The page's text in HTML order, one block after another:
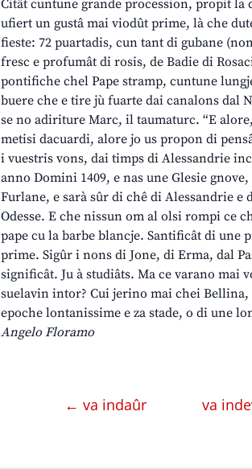
Citât cuntune grande procession, propit la
ufiert un gustâ mai viodût prime, là che
fieste: 72 puartadis, cun tant di gubane
fresc e profumât di rosis, de Badie di
pontifiche chel Pape stramp, cuntune
buere che e tire jù fuarte dai canalons dal
se no adiriture Marc, il taumaturc. “E
metisi dacuardi, alore jo us propon di
i vuestris vons, dai timps di Alessandrie
anno Domini 1409, e nas une Glesie
Furlane, e sarà sûr di chê di Alessandrie
Odesse. E che nissun om al olsi rompi ce
pape cu la barbe blancje. Santificât di une
prime. Sigûr i nons di Jone, di Erma, dal
significât. Ju à studiâts. Ma ce varano
suelavin intor? Cui jerino mai chei
epoche lontanissime e za stade, o di une
Angelo Floramo
← va indaûr va